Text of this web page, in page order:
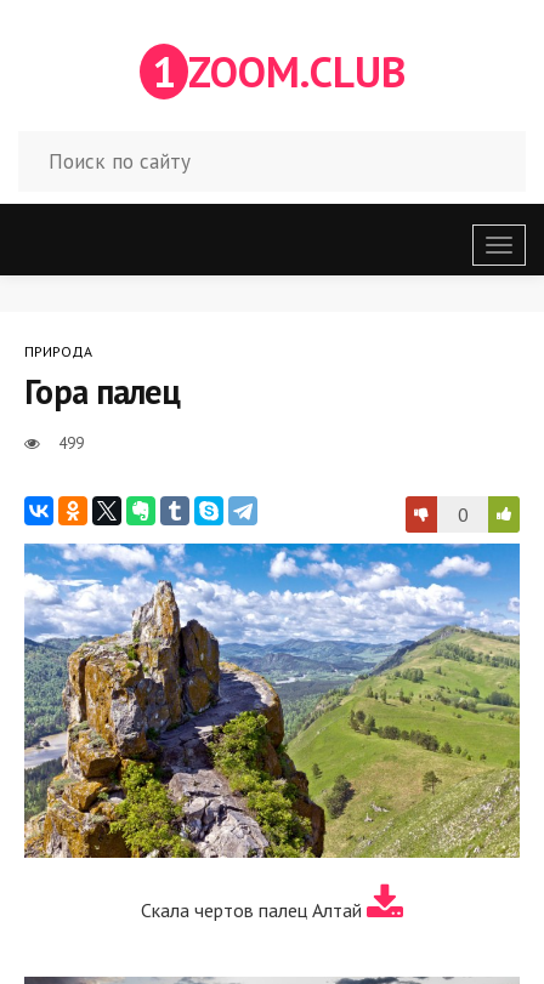
1 ZOOM.CLUB
меню
ПРИРОДА
Гора палец
499
0
Скала чертов палец Алтай